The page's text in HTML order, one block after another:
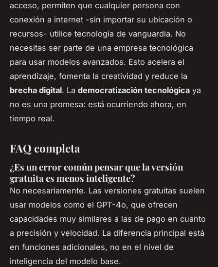
acceso, permiten que cualquier persona con
conexión a internet -sin importar su ubicación o
recursos- utilice tecnología de vanguardia. No
necesitas ser parte de una empresa tecnológica
para usar modelos avanzados. Esto acelera el
aprendizaje, fomenta la creatividad y reduce la
brecha digital. La democratización tecnológica ya
no es una promesa: está ocurriendo ahora, en
tiempo real.
FAQ completa
¿Es un error común pensar que la versión
gratuita es menos inteligente?
No necesariamente. Las versiones gratuitas suelen
usar modelos como el GPT-4o, que ofrecen
capacidades muy similares a las de pago en cuanto
a precisión y velocidad. La diferencia principal está
en funciones adicionales, no en el nivel de
inteligencia del modelo base.